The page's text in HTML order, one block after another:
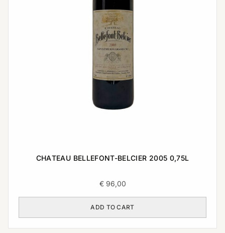
CHATEAU BELLEFONT-BELCIER 2005 0,75L
€96,00
ADD TO CART